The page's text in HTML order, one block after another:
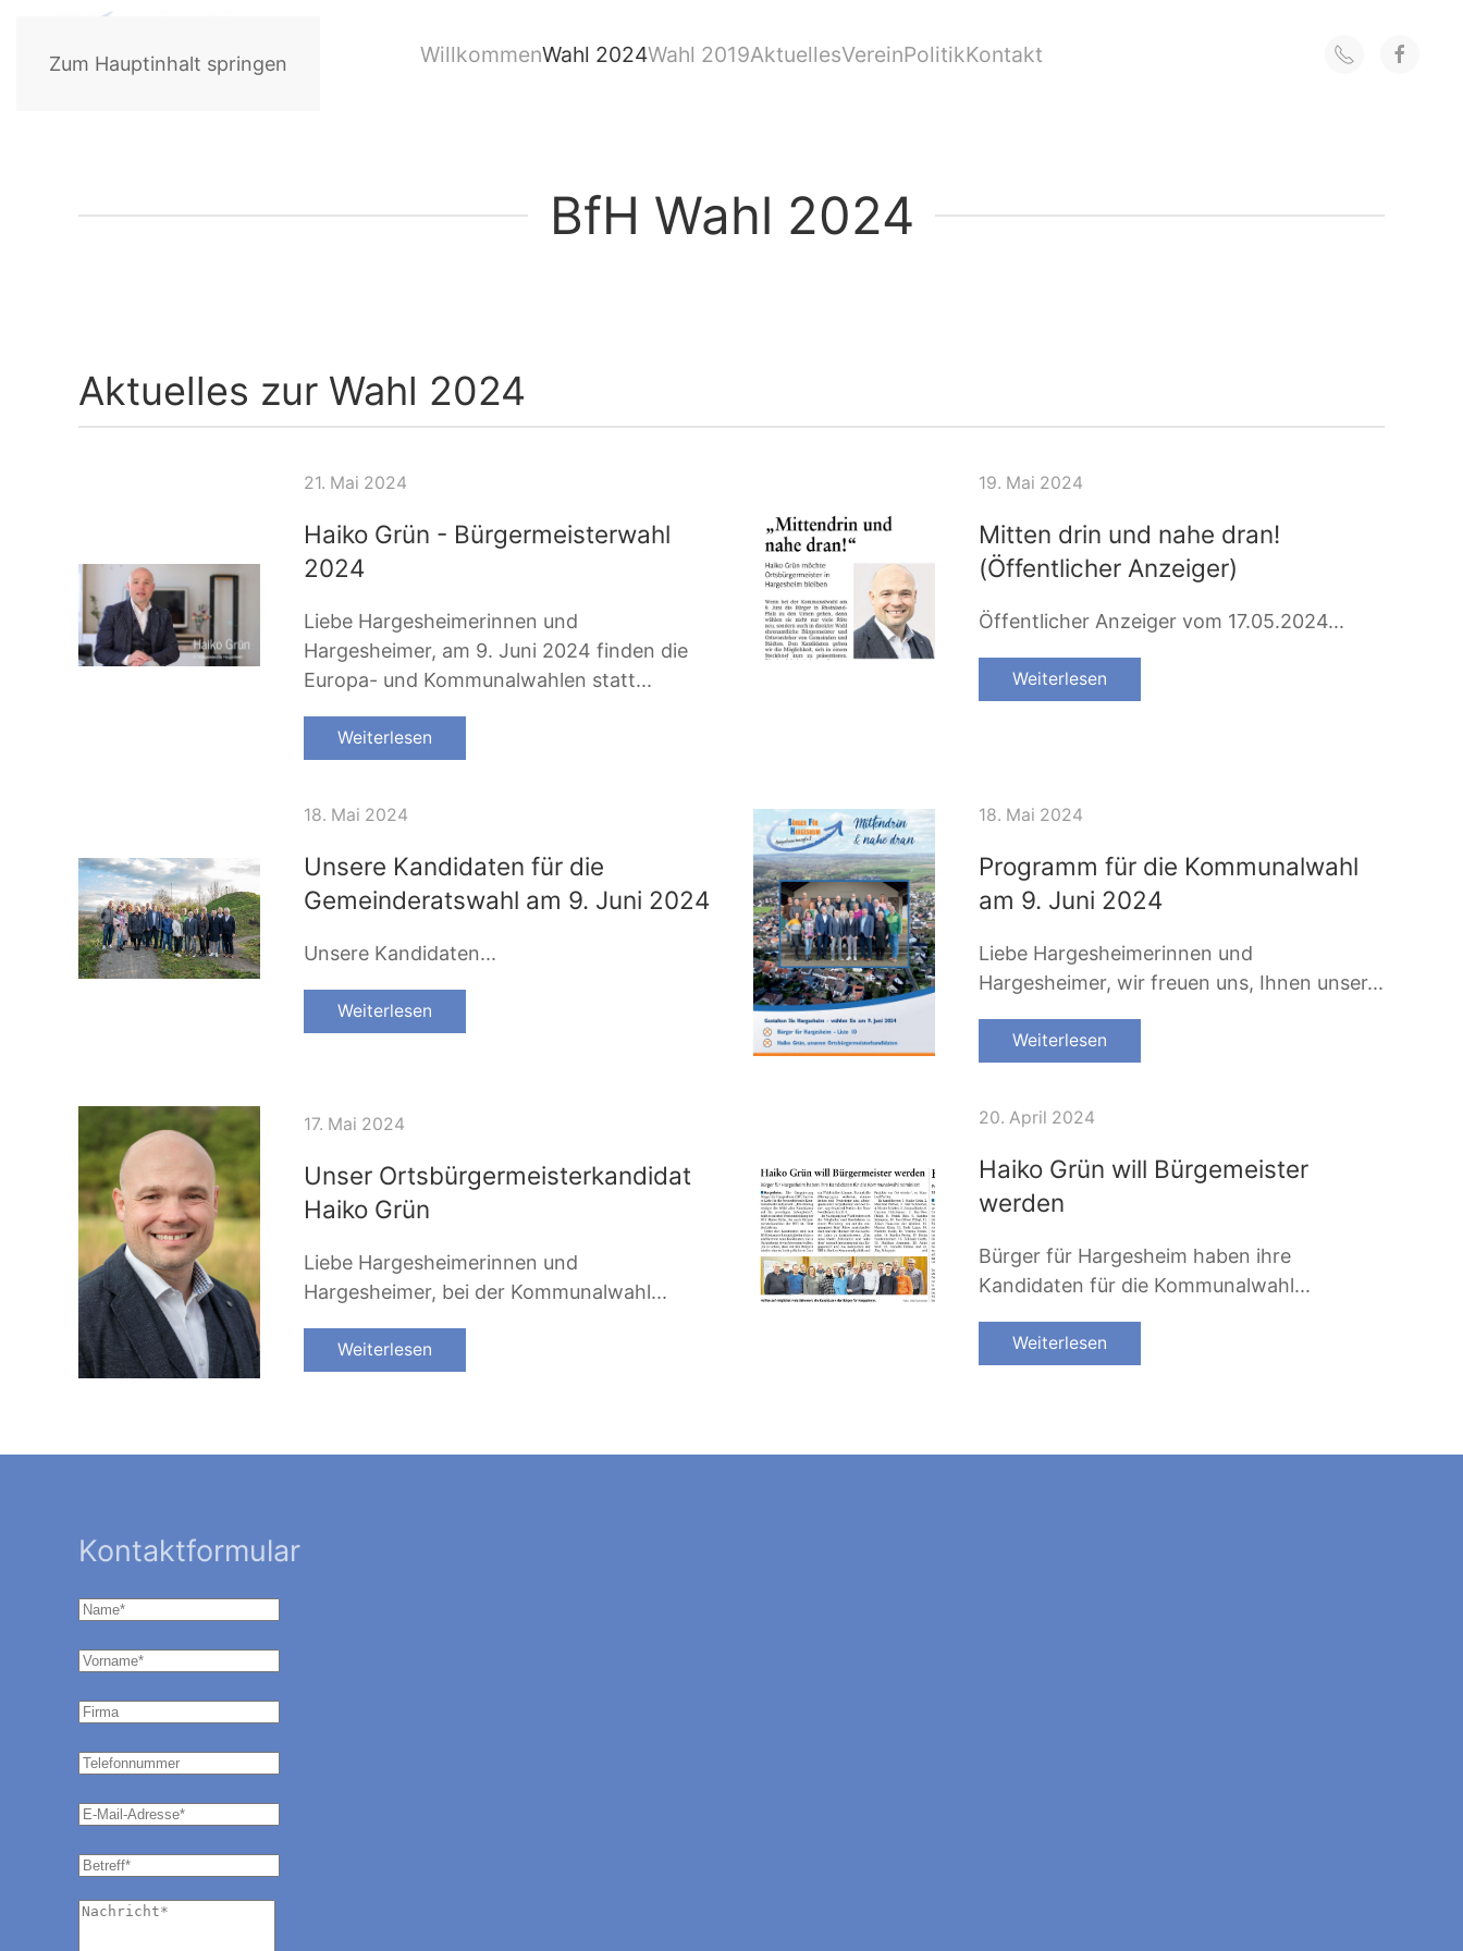
Zum Hauptinhalt springen WillkommenWahl 2024Wahl 2019AktuellesVereinPolitikKontakt
BfH Wahl 2024
Aktuelles zur Wahl 2024
21. Mai 2024
Haiko Grün - Bürgermeisterwahl
2024
Liebe Hargesheimerinnen und
Hargesheimer, am 9. Juni 2024 finden die
Europa- und Kommunalwahlen statt...
Weiterlesen
19. Mai 2024
Mitten drin und nahe dran!
(Öffentlicher Anzeiger)
Öffentlicher Anzeiger vom 17.05.2024...
Weiterlesen
18. Mai 2024
Unsere Kandidaten für die
Gemeinderatswahl am 9. Juni 2024
Unsere Kandidaten...
Weiterlesen
18. Mai 2024
Programm für die Kommunalwahl
am 9. Juni 2024
Liebe Hargesheimerinnen und
Hargesheimer, wir freuen uns, Ihnen unser...
Weiterlesen
17. Mai 2024
Unser Ortsbürgermeisterkandidat
Haiko Grün
Liebe Hargesheimerinnen und
Hargesheimer, bei der Kommunalwahl...
Weiterlesen
20. April 2024
Haiko Grün will Bürgemeister
werden
Bürger für Hargesheim haben ihre
Kandidaten für die Kommunalwahl...
Weiterlesen
Kontaktformular